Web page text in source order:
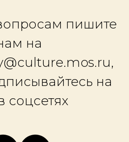
пишите
на
на
соцсетях